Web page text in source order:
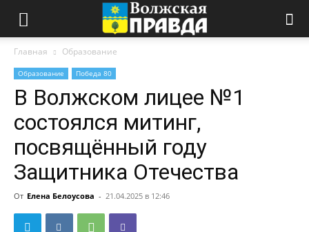
Главная Образование
Образование Победа 80
В Волжском лицее №1
состоялся митинг,
посвящённый году
Защитника Отечества
От Елена Белоусова - 21.04.2025 в 12:46